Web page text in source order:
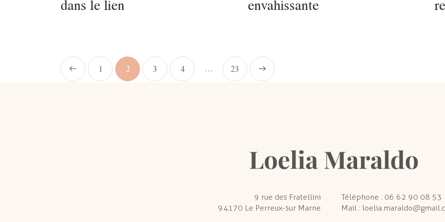
dans le lien
envahissante
1 2 3 4 … 23
>
9 rue des Fratellini
94170 Le Perreux-sur Marne
Téléphone : 06 62 90 08 53
Mail :